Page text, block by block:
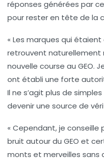
réponses générées par
pour rester en tête de la
« Les marques qui
retrouvent naturellement
nouvelle course au GEO.
ont établi une forte
Il ne s’agit plus de simples
devenir une source de
« Cependant, je conseille
bruit autour du GEO et
monts et merveilles sans